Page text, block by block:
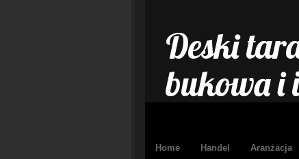
Deski
bukowa i
Home Handel Aranżacja